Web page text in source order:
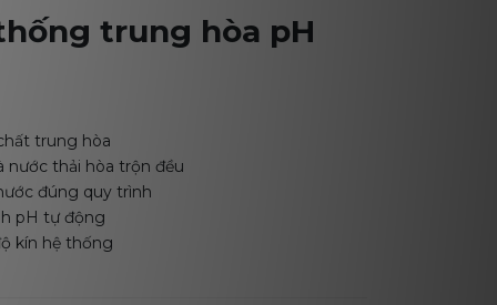
trung hòa pH
trung hòa
nước thải hòa trộn đều
đúng quy trình
pH tự động
kín hệ thống